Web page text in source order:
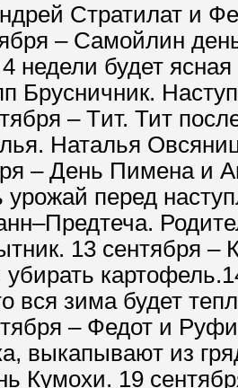
Стратилат и
– Самойлин
недели будет
Брусничник.
– Tит. Тит
Наталья
– День Пимена и
перед
13 сентября –
вся зима будет
– Федот и
выкапывают из
Кумохи. 19